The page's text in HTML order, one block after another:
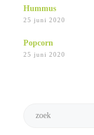
Hummus
25 juni 2020
Popcorn
25 juni 2020